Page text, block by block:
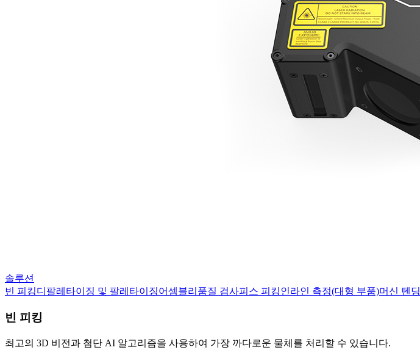
솔루션
빈 피킹디팔레타이징 및 팔레타이징어셈블리 품질 검사피스 피킹인라인 측정(대형 부품)머신 텐딩
빈 피킹
최고의 3D 비전과 첨단 AI 알고리즘을 사용하여 가장 까다로운 물체를 처리할 수 있습니다.